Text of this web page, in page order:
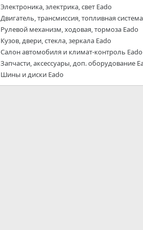
Электроника, электрика, свет Eado
Двигатель, трансмиссия, топливная
Рулевой механизм, ходовая, тормоза Eado
Кузов, двери, стекла, зеркала Eado
Салон автомобиля и климат-контроль Eado
Запчасти, аксессуары, доп. оборудование
Шины и диски Eado